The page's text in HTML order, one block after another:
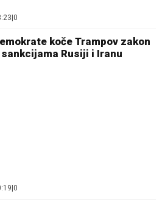
0
koče Trampov zakon
sankcijama Rusiji i Iranu
0